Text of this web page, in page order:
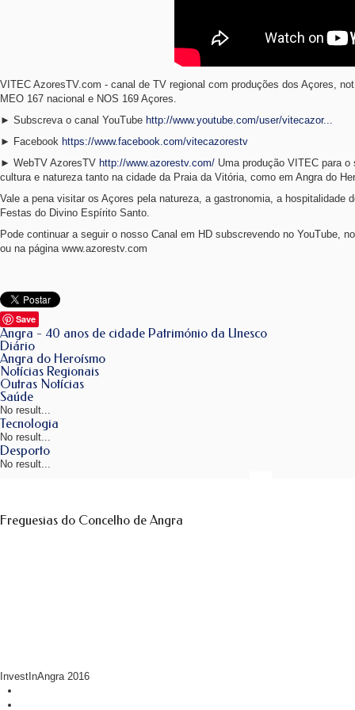
VITEC AzoresTV.com - canal de TV regional com produções dos Açores,
MEO 167 nacional e NOS 169 Açores.
► Subscreva o canal YouTube http://www.youtube.com/user/vitecazor...
► Facebook https://www.facebook.com/vitecazorestv
► WebTV AzoresTV http://www.azorestv.com/ Uma produção VITEC para
cultura e natureza tanto na cidade da Praia da Vitória, como em Angra do
Vale a pena visitar os Açores pela natureza, a gastronomia, a
Festas do Divino Espírito Santo.
Pode continuar a seguir o nosso Canal em HD subscrevendo no YouTube,
ou na página www.azorestv.com
Save
Angra - 40 anos de cidade Património da Unesco
Diário
Angra do Heroísmo
Notícias Regionais
Outras Notícias
Saúde
No result...
Tecnologia
No result...
Desporto
No result...
Freguesias do Concelho de Angra
InvestInAngra 2016